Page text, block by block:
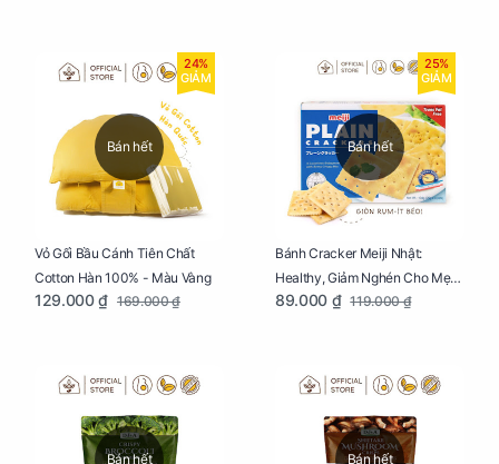
Bán hết
24%
GIẢM
Vỏ Gối Bầu Cánh Tiên Chất
Cotton Hàn 100% - Màu Vàng
129.000 ₫ 169.000 ₫
Bán hết
25%
GIẢM
Bánh Cracker Meiji Nhật:
Healthy, Giảm Nghén Cho Mẹ
Bầu Hộp 104g
89.000 ₫ 119.000 ₫
Bán hết Bán hết